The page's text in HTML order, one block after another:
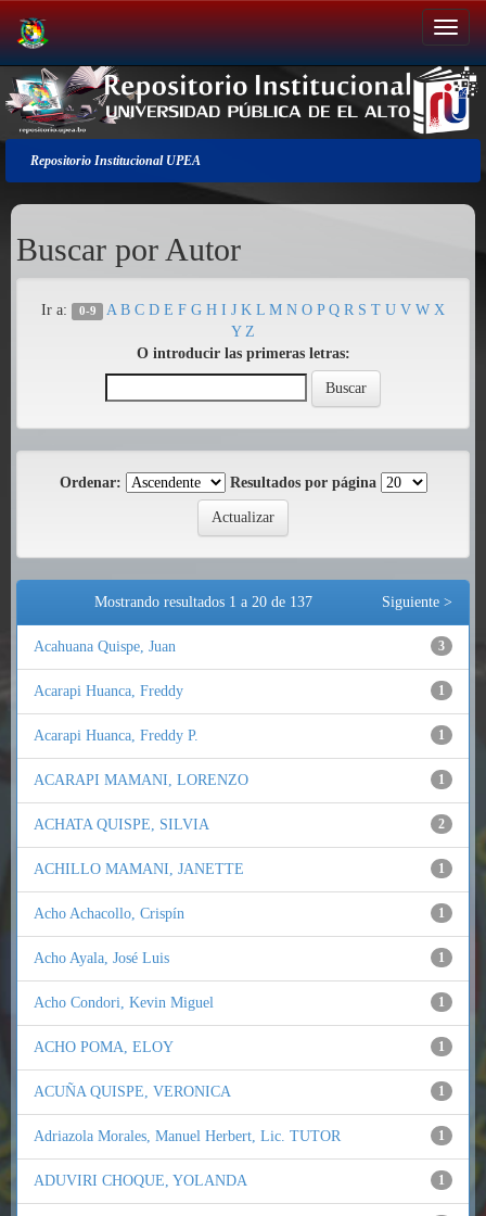
Salir
de
la
navegación
Repositorio Institucional UPEA
Buscar por Autor
Ir a: 0-9 A B C D E F G H I J K L M N O P Q R S T U V W X
Y Z
O introducir las primeras letras:
Ordenar: Resultados por página
Mostrando resultados 1 a 20 de 137 Siguiente >
Acahuana Quispe, Juan 3
Acarapi Huanca, Freddy 1
Acarapi Huanca, Freddy P. 1
ACARAPI MAMANI, LORENZO 1
ACHATA QUISPE, SILVIA 2
ACHILLO MAMANI, JANETTE 1
Acho Achacollo, Crispín 1
Acho Ayala, José Luis 1
Acho Condori, Kevin Miguel 1
ACHO POMA, ELOY 1
ACUÑA QUISPE, VERONICA 1
Adriazola Morales, Manuel Herbert, Lic. TUTOR 1
ADUVIRI CHOQUE, YOLANDA 1